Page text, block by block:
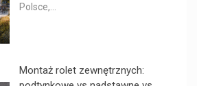
Polsce,...
Montaż rolet zewnętrznych: